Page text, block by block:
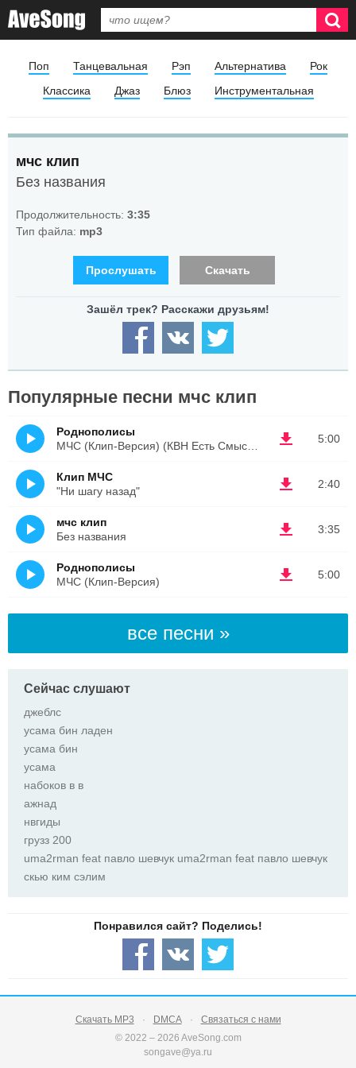
Поп Танцевальная Рэп Альтернатива
Рок
Классика
Джаз Блюз Инструментальная
мчс клип
Без названия
Продолжительность: 3:35
Тип файла: mp3
Прослушать Скачать
Популярные песни мчс клип
5:00
Роднополисы
2:40
Клип МЧС
"Ни шагу назад"
3:35
мчс клип
Без названия
5:00
Роднополисы
МЧС (Клип-Версия)
все песни »
Сейчас слушают
джеблс
усама бин ладен
усама бин
усама
набоков в в
ажнад
нвгиды
грузз 200
uma2rman feat павло шевчук uma2rman feat павло шевчук
скью ким сэлим
Скачать MP3 DMCA
Связаться с нами
© 2022 – 2026 AveSong.com
songave@ya.ru